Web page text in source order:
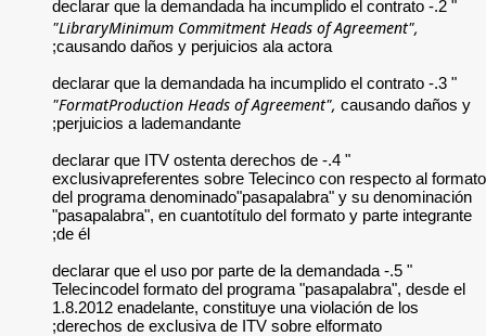
"LibraryMinimum
"FormatProduction
" 4.- declarar que ITV
del programa
"pasapalabra", en
" 5.- declarar que el
Telecincodel
1.8.2012
derechos de